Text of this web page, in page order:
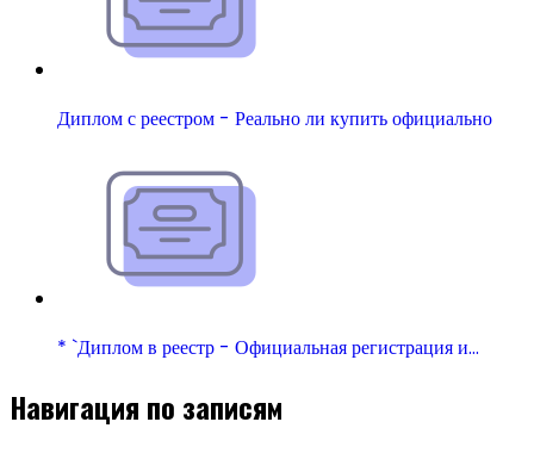
Диплом с реестром - Реально ли купить официально
* `Диплом в реестр - Официальная регистрация и…
Навигация по записям